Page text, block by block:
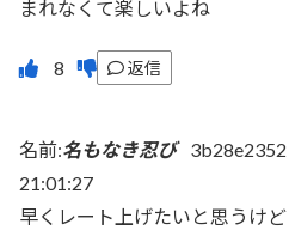
まれなくて楽しいよね
返信
名前:名もなき忍び 3b28e2352
21:01:27
早くレート上げたいと思うけ